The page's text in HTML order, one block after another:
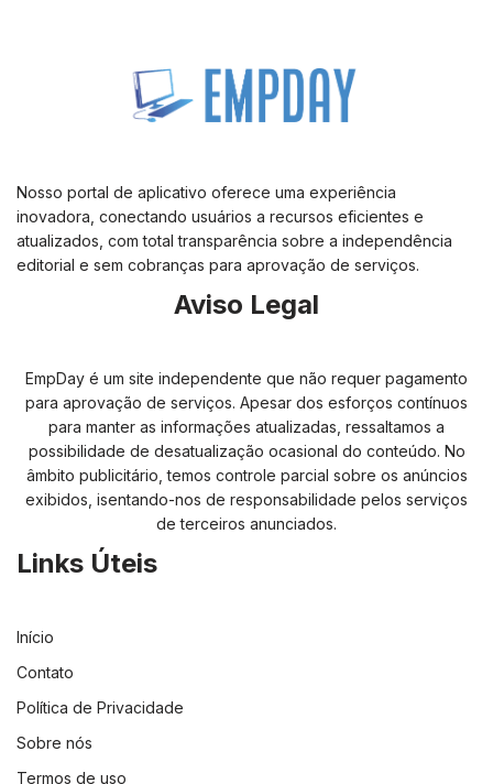
Nosso portal de aplicativo oferece uma experiência
inovadora, conectando usuários a recursos eficientes e
atualizados, com total transparência sobre a independência
editorial e sem cobranças para aprovação de serviços.
Aviso Legal
EmpDay é um site independente que não requer pagamento
para aprovação de serviços. Apesar dos esforços contínuos
para manter as informações atualizadas, ressaltamos a
possibilidade de desatualização ocasional do conteúdo. No
âmbito publicitário, temos controle parcial sobre os anúncios
exibidos, isentando-nos de responsabilidade pelos serviços
de terceiros anunciados.
Links Úteis
Início
Contato
Política de Privacidade
Sobre nós
Termos de uso